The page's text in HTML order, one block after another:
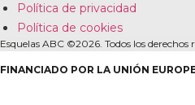
Política de privacidad
Política de cookies
Esquelas ABC ©2026. Todos los derechos
FINANCIADO POR LA UNIÓN